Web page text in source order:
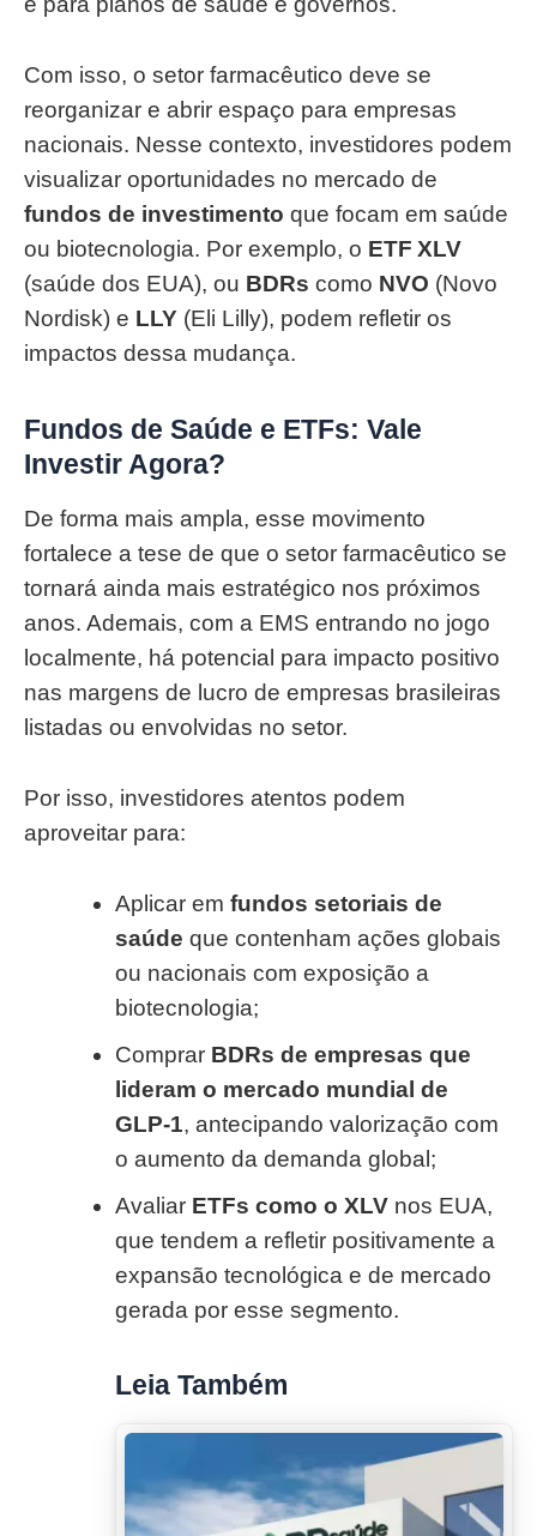
Com isso, o setor farmacêutico deve se
reorganizar e abrir espaço para empresas
nacionais. Nesse contexto, investidores podem
visualizar oportunidades no mercado de
fundos de investimento que focam em saúde
ou biotecnologia. Por exemplo, o ETF XLV
(saúde dos EUA), ou BDRs como NVO (Novo
Nordisk) e LLY (Eli Lilly), podem refletir os
impactos dessa mudança.
Fundos de Saúde e ETFs: Vale
Investir Agora?
De forma mais ampla, esse movimento
fortalece a tese de que o setor farmacêutico se
tornará ainda mais estratégico nos próximos
anos. Ademais, com a EMS entrando no jogo
localmente, há potencial para impacto positivo
nas margens de lucro de empresas brasileiras
listadas ou envolvidas no setor.
Por isso, investidores atentos podem
aproveitar para:
Aplicar em fundos setoriais de
saúde que contenham ações globais
ou nacionais com exposição a
biotecnologia;
Comprar BDRs de empresas que
lideram o mercado mundial de
GLP‑1, antecipando valorização com
o aumento da demanda global;
Avaliar ETFs como o XLV nos EUA,
que tendem a refletir positivamente a
expansão tecnológica e de mercado
gerada por esse segmento.
Leia Também